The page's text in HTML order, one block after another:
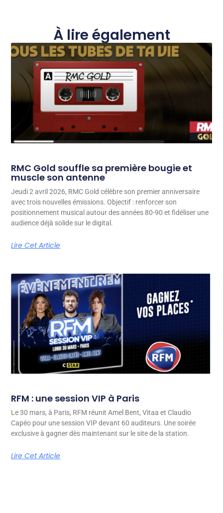
À lire également
RMC Gold souffle sa première bougie et
muscle son antenne
Jeudi 2 avril 2026, RMC Gold célèbre son premier anniversaire
avec trois nouvelles émissions. Objectif : renforcer son
positionnement musical autour des années 80-90 et fidéliser une
audience déjà solide sur le digital.
Lire Cet Article
RFM : une session VIP à Paris
Le 30 mars, à Paris, RFM réunit Amel Bent, Vitaa et Claudio
Capéo pour une session VIP devant 60 auditeurs. Une soirée
exclusive à gagner dès maintenant sur le site de la station.
Lire Cet Article